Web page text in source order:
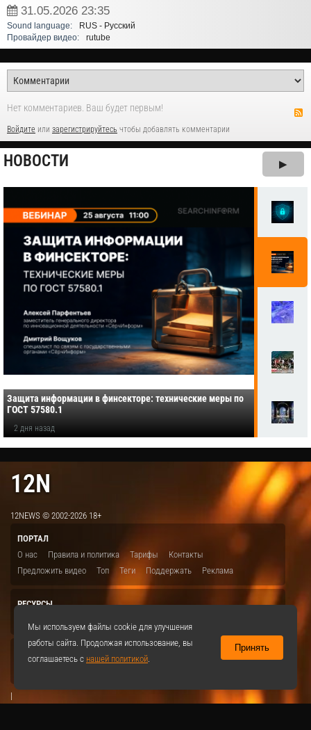
31.05.2026 23:35
Sound language:
RUS - Русский
Провайдер видео:
rutube
Нет комментариев. Ваш будет первым!
Войдите или зарегистрируйтесь чтобы добавлять комментарии
НОВОСТИ ▶
Защита информации в финсекторе: технические меры по
ГОСТ 57580.1
2 дня назад
12N
12NEWS © 2002-2026 18+
ПОРТАЛ
О нас
Правила и политика Тарифы
Контакты
Предложить видео
Топ Теги Поддержать Реклама
РЕСУРСЫ
|
Мы используем файлы cookie для улучшения
работы сайта. Продолжая использование, вы
соглашаетесь с нашей политикой.
Принять